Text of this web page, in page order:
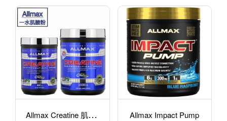
A
llmax Creatine 肌酸粉 400g
Allmax Impact Pump